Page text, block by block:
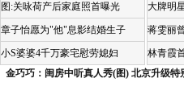
图:关咏荷产后家庭照首曝光
章子怡愿为"他"息影结婚生子
小S婆婆4千万豪宅慰劳媳妇
大牌明
蒋雯丽
林青霞
金巧巧：闺房中听真人秀(图) 北京升级特